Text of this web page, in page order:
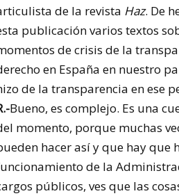
de la revista Haz. De
publicación varios textos
de crisis de la
en España en nuestro
de la transparencia en ese
Bueno, es complejo. Es una
momento, porque muchas
hacer así y que hay que
de la
públicos, ves que las